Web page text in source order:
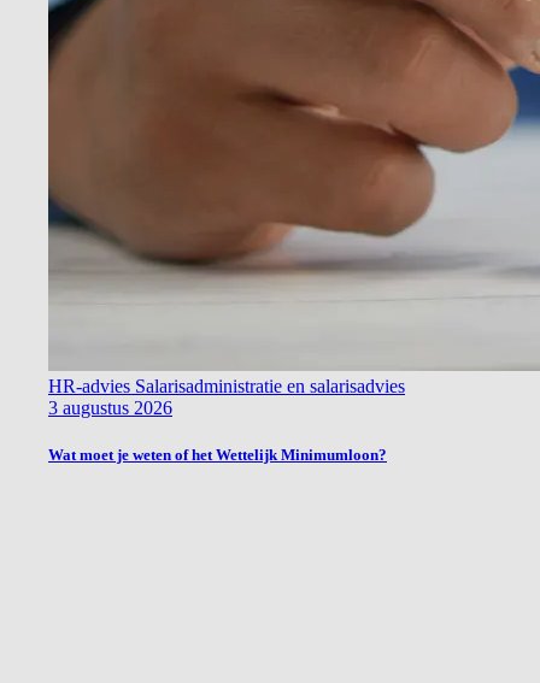
HR-advies Salarisadministratie en salarisadvies
3 augustus 2026
Wat moet je weten of het Wettelijk Minimumloon?